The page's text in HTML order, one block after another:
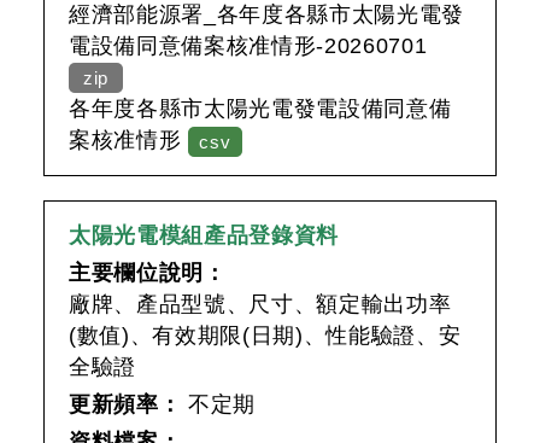
經濟部能源署_各年度各縣市太陽光電發
電設備同意備案核准情形-20260701
zip
各年度各縣市太陽光電發電設備同意備
案核准情形
csv
太陽光電模組產品登錄資料
主要欄位說明：
廠牌、產品型號、尺寸、額定輸出功率
(數值)、有效期限(日期)、性能驗證、安
全驗證
更新頻率：
不定期